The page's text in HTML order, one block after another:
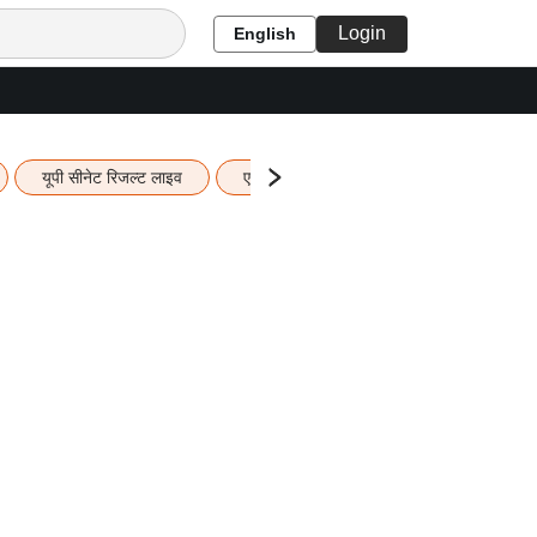
English Login
यूपी सीनेट रिजल्ट लाइव एचबीएसई 12वीं का रिजल्ट लाइव